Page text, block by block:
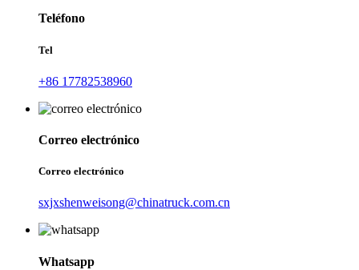
Teléfono
Tel
+86 17782538960
Correo electrónico
Correo electrónico
sxjxshenweisong@chinatruck.com.cn
Whatsapp